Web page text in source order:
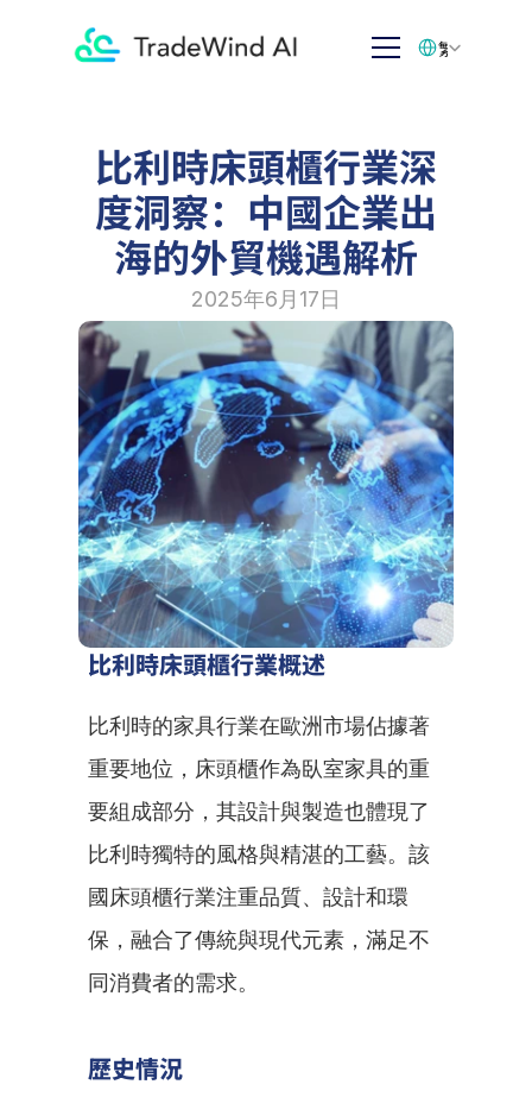
比利時床頭櫃行業深
度洞察：中國企業出
海的外貿機遇解析
2025年6月17日
比利時床頭櫃行業概述
比利時的家具行業在歐洲市場佔據著
重要地位，床頭櫃作為臥室家具的重
要組成部分，其設計與製造也體現了
比利時獨特的風格與精湛的工藝。該
國床頭櫃行業注重品質、設計和環
保，融合了傳統與現代元素，滿足不
同消費者的需求。
歷史情況
繁体中文